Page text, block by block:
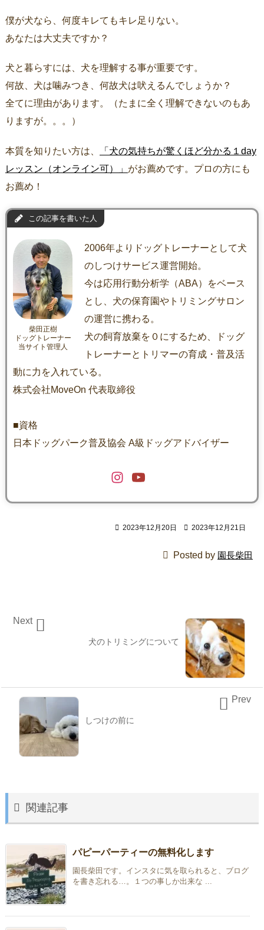
僕が犬なら、何度キレてもキレ足りない。
あなたは大丈夫ですか？
犬と暮らすには、犬を理解する事が重要です。
何故、犬は噛みつき、何故犬は吠えるんでしょうか？
全てに理由があります。（たまに全く理解できないのもあ
りますが。。。）
本質を知りたい方は、
「犬の気持ちが驚くほど分かる１day
レッスン（オンライン可）」 がお薦めです。プロの方にも
お薦め！
この記事を書いた人
柴田正樹
ドッグトレーナー
当サイト管理人
2006年よりドッグトレーナーとして犬
のしつけサービス運営開始。
今は応用行動分析学（ABA）をベース
とし、犬の保育園やトリミングサロン
の運営に携わる。
犬の飼育放棄を０にするため、ドッグ
トレーナーとトリマーの育成・普及活
動に力を入れている。
株式会社MoveOn 代表取締役
■資格
日本ドッグパーク普及協会 A級ドッグアドバイザー
 2023年12月20日  2023年12月21日
 Posted by 園長柴田
犬のトリミングについて

Next
しつけの前に
 Prev
 関連記事
パピーパーティーの無料化します
園長柴田です。インスタに気を取られると、ブログ
を書き忘れる…。１つの事しか出来な ...